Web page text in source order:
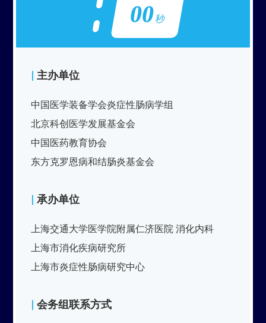
00秒
主办单位
中国医学装备学会炎症性肠病学组
北京科创医学发展基金会
中国医药教育协会
东方克罗恩病和结肠炎基金会
承办单位
上海交通大学医学院附属仁济医院 消化内科
上海市消化疾病研究所
上海市炎症性肠病研究中心
会务组联系方式